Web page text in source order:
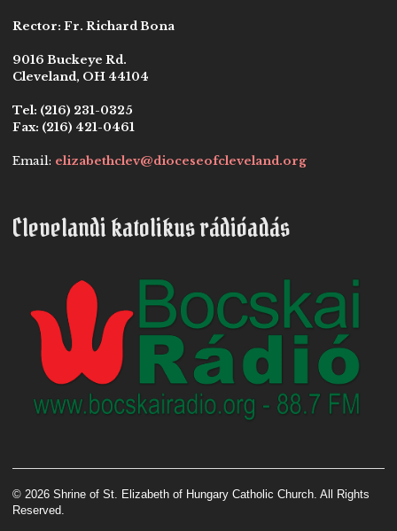
Rector: Fr. Richard Bona
9016 Buckeye Rd.
Cleveland, OH 44104
Tel: (216) 231-0325
Fax: (216) 421-0461
Email: elizabethclev@dioceseofcleveland.org
Clevelandi katolikus rádióadás
© 2026 Shrine of St. Elizabeth of Hungary Catholic Church. All Rights
Reserved.